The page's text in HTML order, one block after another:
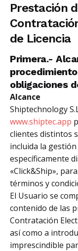
Prestación
de Licencia
Primera.-
obligaciones
Alcance
Shiptechnology
www.shiptec.app
clientes distintos
incluida la
específicamente
«Click&Ship»,
términos y
El Usuario se
contenido de las
Contratación
así como a
imprescindible